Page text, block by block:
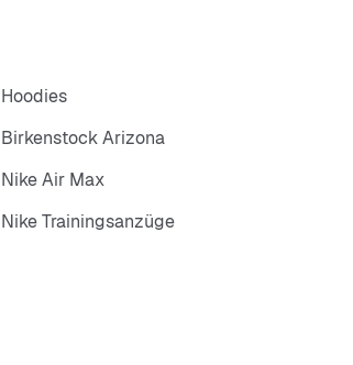
Hoodies
Birkenstock Arizona
Nike Air Max
Nike Trainingsanzüge